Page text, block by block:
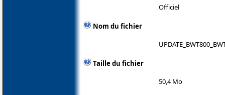
Officiel
Nom du fichier
Taille du fichier
50,4 Mo